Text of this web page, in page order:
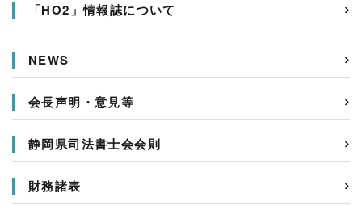
「HO2」情報誌について
NEWS
会長声明・意見等
静岡県司法書士会会則
財務諸表